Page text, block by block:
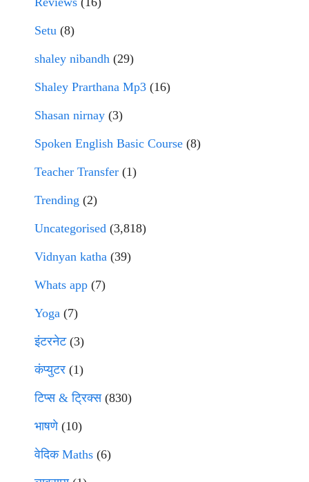
Setu (8)
shaley nibandh (29)
Shaley Prarthana Mp3 (16)
Shasan nirnay (3)
Spoken English Basic Course (8)
Teacher Transfer (1)
Trending (2)
Uncategorised (3,818)
Vidnyan katha (39)
Whats app (7)
Yoga (7)
इंटरनेट(3)
कंप्युटर (1)
टिप्स & ट्रिक्स(830)
भाषणे(10)
वेदिक Maths (6)